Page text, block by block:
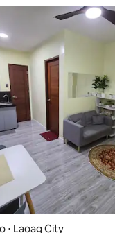
⋅ Laoag City